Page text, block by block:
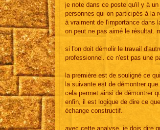
je note dans ce poste qu'il y à
personnes qui on participés à la
à vraiment de l'importance dans
on peut ne pas aimé le résultat.
si l'on doit démolir le travail
professionnel. ce n'est pas une
la première est de souligné ce
la suivante est de démontrer
cela permet ainsi de démontrer
enfin, il est logique de dire ce
échange constructif.
avec cette analyse, je dois dire